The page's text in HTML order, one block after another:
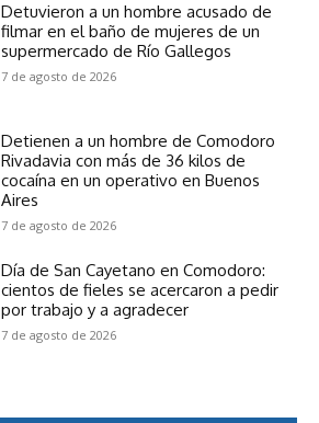
Detuvieron a un hombre acusado de
filmar en el baño de mujeres de un
supermercado de Río Gallegos
7 de agosto de 2026
Detienen a un hombre de Comodoro
Rivadavia con más de 36 kilos de
cocaína en un operativo en Buenos
Aires
7 de agosto de 2026
Día de San Cayetano en Comodoro:
cientos de fieles se acercaron a pedir
por trabajo y a agradecer
7 de agosto de 2026